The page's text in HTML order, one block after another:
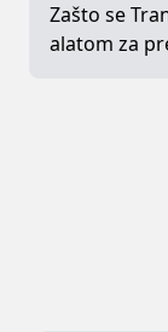
Zašto se
alatom za